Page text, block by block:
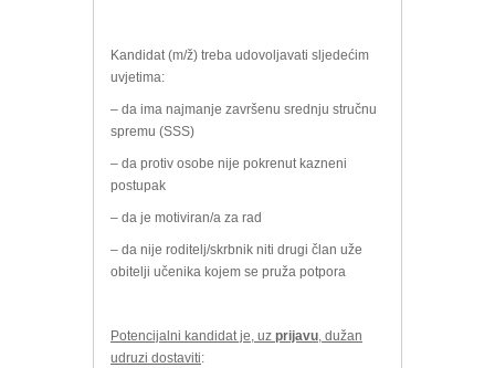
Kandidat (m/ž) treba udovoljavati sljedećim
uvjetima:
– da ima najmanje završenu srednju stručnu
spremu (SSS)
– da protiv osobe nije pokrenut kazneni
postupak
– da je motiviran/a za rad
– da nije roditelj/skrbnik niti drugi član uže
obitelji učenika kojem se pruža potpora
Potencijalni kandidat je, uz prijavu, dužan
udruzi dostaviti: